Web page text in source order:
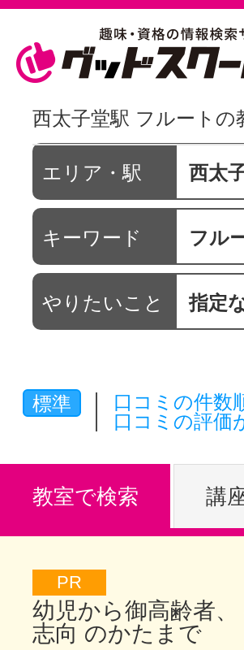
西太子堂駅 フルートの
エリア・駅 西太
キーワード フル
やりたいこと 指定
標準
口コミの件数
口コミの評価
教室で検索 講
PR
幼児から御高齢者
志向 のかたまで